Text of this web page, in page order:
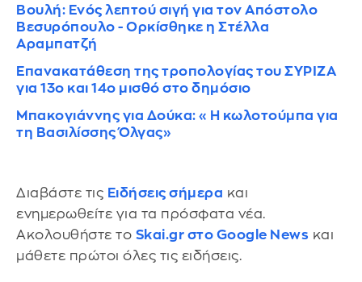
Βουλή: Ενός λεπτού σιγή για τον Απόστολο
Βεσυρόπουλο - Ορκίσθηκε η Στέλλα
Αραμπατζή
Επανακατάθεση της τροπολογίας του ΣΥΡΙΖΑ
για 13ο και 14ο μισθό στο δημόσιο
Μπακογιάννης για Δούκα: «Η κωλοτούμπα για
τη Βασιλίσσης Όλγας»
Διαβάστε τις Ειδήσεις σήμερα και
ενημερωθείτε για τα πρόσφατα νέα.
Ακολουθήστε το Skai.gr στο Google News και
μάθετε πρώτοι όλες τις ειδήσεις.